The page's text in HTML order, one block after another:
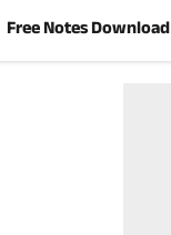
Free Notes Download